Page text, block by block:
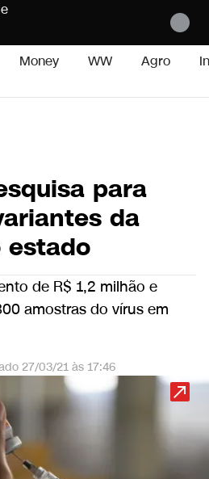
Money WW Agro
para
da
estado
de R$ 1,2 milhão e
amostras do vírus em
27/03/21 às 17:46